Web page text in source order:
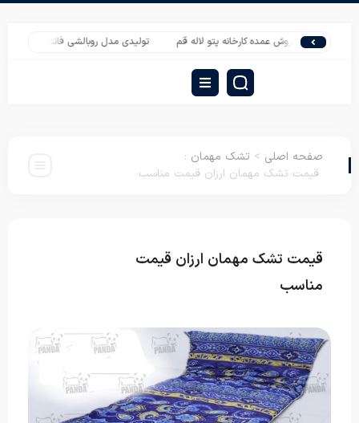
فروش عمده کارخانه پتو لاله قم تولیدی مدل روبالشی فانتزی عروسکی
صفحه اصلی > تشک مهمان :
قیمت تشک مهمان ارزان قیمت مناسب
قیمت تشک مهمان ارزان قیمت
مناسب